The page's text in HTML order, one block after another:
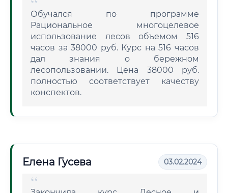
Обучался по программе
Рациональное многоцелевое
использование лесов объемом 516
часов за 38000 руб. Курс на 516 часов
дал знания о бережном
лесопользовании. Цена 38000 руб.
полностью соответствует качеству
конспектов.
Елена Гусева 03.02.2024